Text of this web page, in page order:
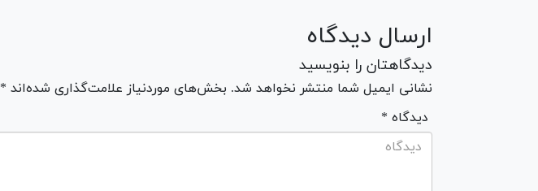
ارسال دیدگاه
دیدگاهتان را بنویسید
نشانی ایمیل شما منتشر نخواهد شد. بخش‌های موردنیاز علامت‌گذاری شده‌اند *
* دیدگاه